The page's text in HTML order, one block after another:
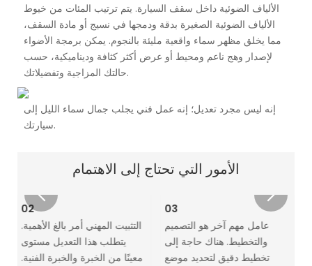
الألياف الضوئية داخل سقف السيارة. يتم ترتيب المئات من خيوط
الألياف الضوئية الصغيرة بدقة ودمجها في نسيج أو مادة السقف،
مما يخلق مظهر سماء واقعية مليئة بالنجوم. يمكن برمجة الأضواء
لإصدار وهج ناعم ومحيط أو عرض أكثر كثافة وديناميكية، حسب
حالتك المزاجية وتفضيلاتك.
إنه ليس مجرد تعديل؛ إنه عمل فني يجلب جمال سماء الليل إلى
سيارتك.
الأمور التي تحتاج إلى الاهتمام
02
التثبيت المهني أمر بالغ الأهمية.
يتطلب هذا التعديل مستوى
معينًا من الخبرة والخبرة الفنية.
03
عامل مهم آخر هو التصميم
والتخطيط. هناك حاجة إلى
تخطيط دقيق لتحديد موضع